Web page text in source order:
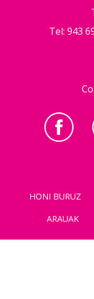
Tel: 943
HONI BURUZ
ARAUAK